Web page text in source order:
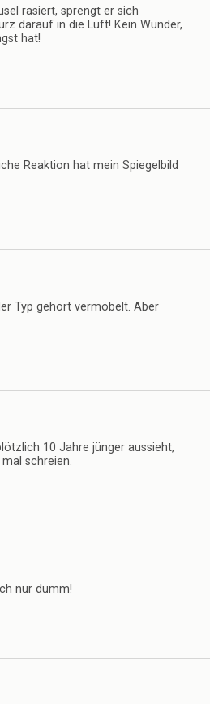
rasiert, sprengt er sich
darauf in die Luft! Kein Wunder,
hat!
Reaktion hat mein Spiegelbild
Typ gehört vermöbelt. Aber
10 Jahre jünger aussieht,
schreien.
nur dumm!